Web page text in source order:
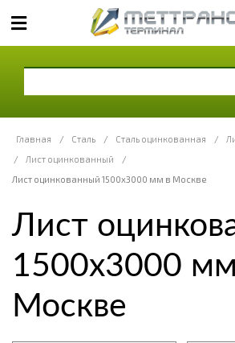
Главная / Сталь / Сталь оцинкованная /
/
Лист оцинкованный
/
Лист оцинкованный 1500х3000 мм в Москве
Лист
1500х3000
Москве